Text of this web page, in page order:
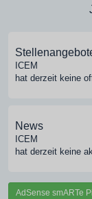
ICEM
hat derzeit keine
News
ICEM
hat derzeit keine
AdSense smARTe